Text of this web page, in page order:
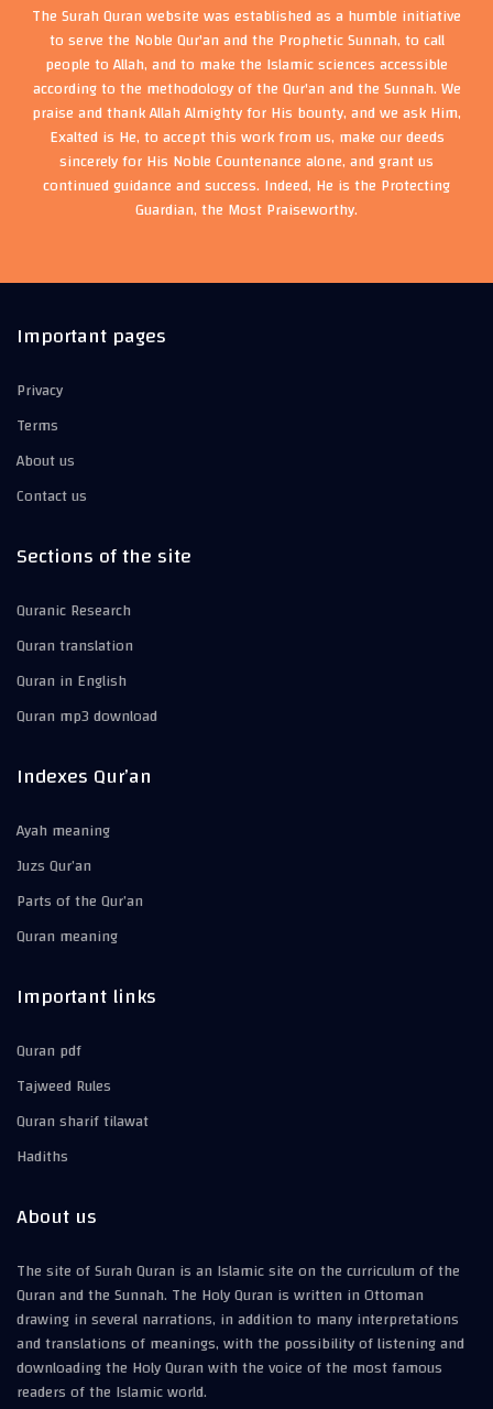
The Surah Quran website was established as a humble initiative
to serve the Noble Qur'an and the Prophetic Sunnah, to call
people to Allah, and to make the Islamic sciences accessible
according to the methodology of the Qur'an and the Sunnah. We
praise and thank Allah Almighty for His bounty, and we ask Him,
Exalted is He, to accept this work from us, make our deeds
sincerely for His Noble Countenance alone, and grant us
continued guidance and success. Indeed, He is the Protecting
Guardian, the Most Praiseworthy.
Important pages
Privacy
Terms
About us
Contact us
Sections of the site
Quranic Research
Quran translation
Quran in English
Quran mp3 download
Indexes Qur’an
Ayah meaning
Juzs Qur’an
Parts of the Qur’an
Quran meaning
Important links
Quran pdf
Tajweed Rules
Quran sharif tilawat
Hadiths
About us
The site of Surah Quran is an Islamic site on the curriculum of the
Quran and the Sunnah. The Holy Quran is written in Ottoman
drawing in several narrations, in addition to many interpretations
and translations of meanings, with the possibility of listening and
downloading the Holy Quran with the voice of the most famous
readers of the Islamic world.